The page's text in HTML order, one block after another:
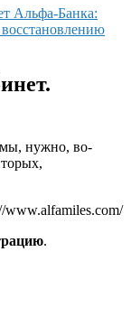
Альфа-Банка:
нужно, во-
www.alfamiles.com/
.